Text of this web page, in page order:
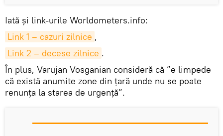
Iată și link-urile Worldometers.info:
Link 1 – cazuri zilnice ,
Link 2 – decese zilnice .
În plus, Varujan Vosganian consideră că ”e limpede
că există anumite zone din țară unde nu se poate
renunța la starea de urgență”.